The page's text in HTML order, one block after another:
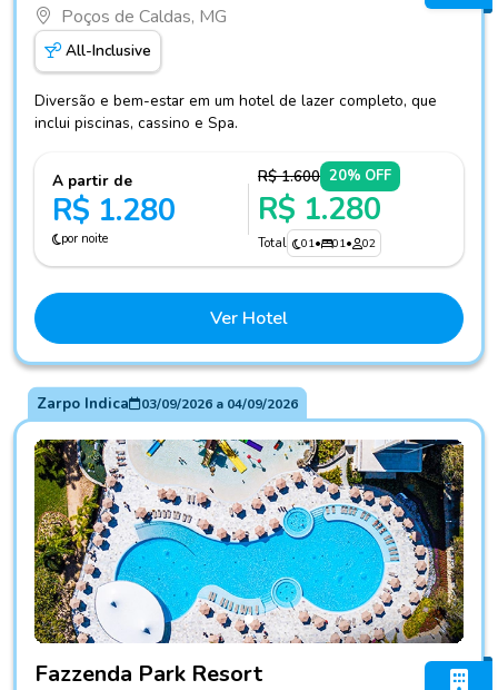
Poços de Caldas, MG
All-Inclusive
Diversão e bem-estar em um hotel de lazer completo, que
inclui piscinas, cassino e Spa.
A partir de
R$ 1.280
por noite
R$ 1.600 20% OFF
R$ 1.280
Total 01• 01• 02
Ver Hotel
Zarpo Indica 03/09/2026a 04/09/2026
Fazzenda Park Resort